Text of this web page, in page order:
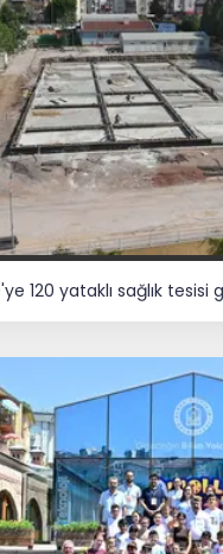
120 yataklı sağlık tesisi